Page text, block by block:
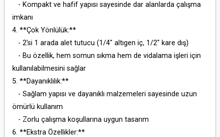
- Kompakt ve hafif yapısı sayesinde dar alanlarda çalışma
imkanı
4. **Çok Yönlülük:**
- 2'si 1 arada alet tutucu (1/4" altıgen iç, 1/2" kare dış)
- Bu özellik, hem somun sıkma hem de vidalama işleri için
kullanılabilmesini sağlar
5. **Dayanıklılık:**
- Sağlam yapısı ve dayanıklı malzemeleri sayesinde uzun
ömürlü kullanım
- Zorlu çalışma koşullarına uygun tasarım
6. **Ekstra Özellikler:**